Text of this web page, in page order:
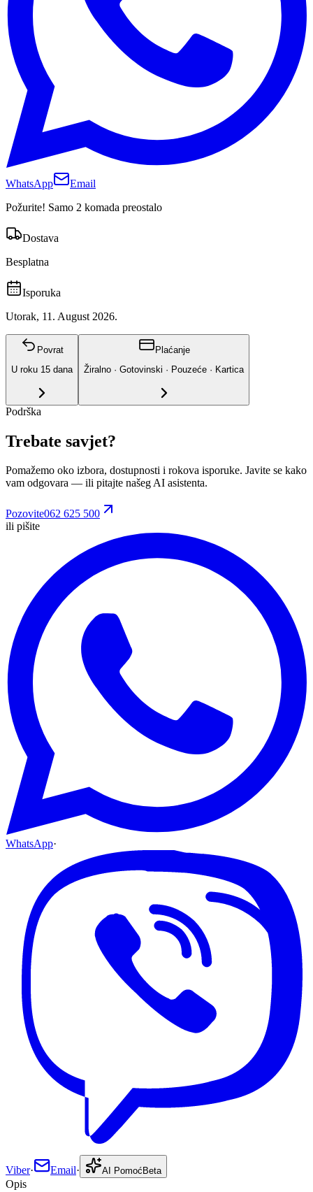
WhatsApp
Email
Požurite! Samo 2 komada preostalo
Dostava
Besplatna
Isporuka
Utorak, 11. August 2026.
Povrat
U roku 15 dana
Plaćanje
Žiralno · Gotovinski · Pouzeće · Kartica
Podrška
Trebate savjet?
Pomažemo oko izbora, dostupnosti i rokova isporuke. Javite se kako
vam odgovara — ili pitajte našeg AI asistenta.
Pozovite062 625 500
ili pišite
WhatsApp·
Viber· Email· AI Pomoć Beta
Opis